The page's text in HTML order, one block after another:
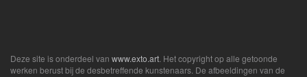
Deze site is onderdeel van www.exto.art . Het copyright op alle getoonde
werken berust bij de desbetreffende kunstenaars. De afbeeldingen van de